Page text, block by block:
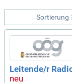
Sortierung
Leitende/r